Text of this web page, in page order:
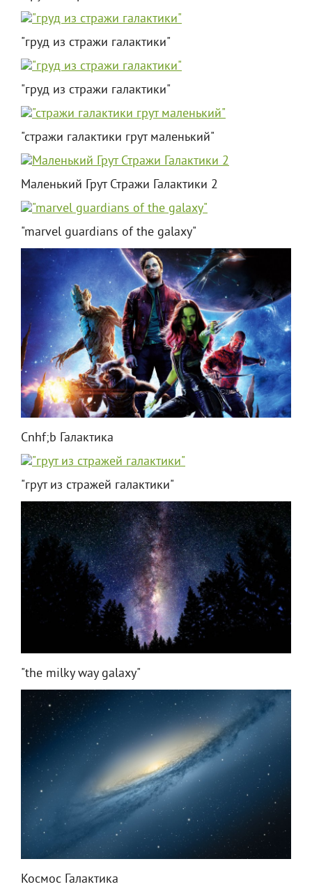
"груд из стражи галактики"
"груд из стражи галактики"
"стражи галактики грут маленький"
Маленький Грут Стражи Галактики 2
"marvel guardians of the galaxy"
Cnhf;b Галактика
"грут из стражей галактики"
"the milky way galaxy"
Космос Галактика